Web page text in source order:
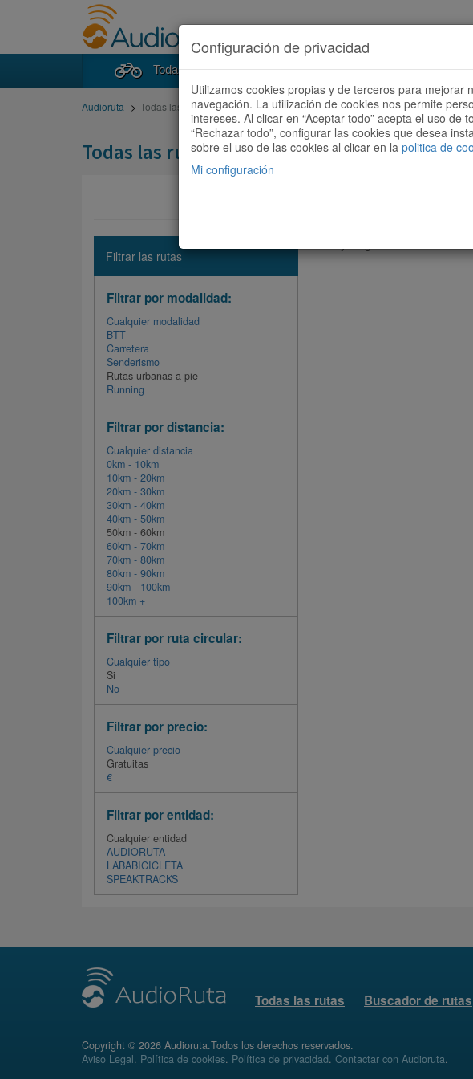
Todas las rutas Buscador de rutas
Audioruta Todas las rutas
Todas las rutas
Filtrar las rutas
Filtrar por modalidad:
Cualquier modalidad
BTT
Carretera
Senderismo
Rutas urbanas a pie
Running
Filtrar por distancia:
Cualquier distancia
0km - 10km
10km - 20km
20km - 30km
30km - 40km
40km - 50km
50km - 60km
60km - 70km
70km - 80km
80km - 90km
90km - 100km
100km +
Filtrar por ruta circular:
Cualquier tipo
Si
No
Filtrar por precio:
Cualquier precio
Gratuitas
€
Filtrar por entidad:
Cualquier entidad
AUDIORUTA
LABABICICLETA
SPEAKTRACKS
Todas las rutas Buscador de rutas
Copyright © 2026 Audioruta.Todos los derechos reservados.
Aviso Legal. Política de cookies. Política de privacidad. Contactar con Audioruta.
Configuración de privacidad
Utilizamos cookies propias y de terceros para
navegación. La utilización de cookies nos permite
intereses. Al clicar en “Aceptar todo” acepta el uso
“Rechazar todo”, configurar las cookies que desea
sobre el uso de las cookies al clicar en la politica de
Mi configuración